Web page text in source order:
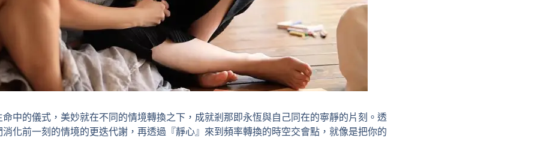
中的儀式，美妙就在不同的情境轉換之下，成就剎那即永恆與自己同在的寧靜的片刻。透
化前一刻的情境的更迭代謝，再透過『靜心』來到頻率轉換的時空交會點，就像是把你的